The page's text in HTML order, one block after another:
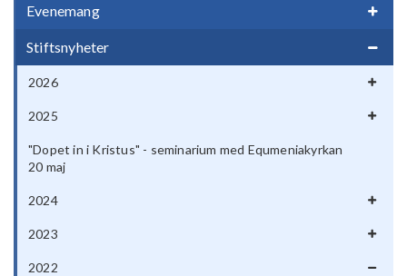
Evenemang
Stiftsnyheter
2026
2025
"Dopet in i Kristus" - seminarium med Equmeniakyrkan
20 maj
2024
2023
2022